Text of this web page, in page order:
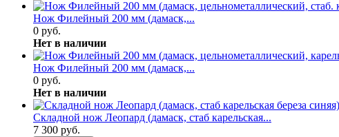
Нож Филейный 200 мм (дамаск,...
0 руб.
Нет в наличии
Нож Филейный 200 мм (дамаск,...
0 руб.
Нет в наличии
Складной нож Леопард (дамаск, стаб карельская...
7 300 руб.